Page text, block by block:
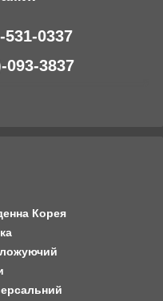
531-0337
3837
Корея